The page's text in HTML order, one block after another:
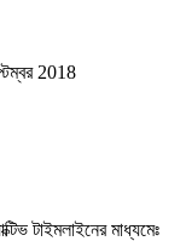
2018
টাইমলাইনের মাধ্যমেঃ